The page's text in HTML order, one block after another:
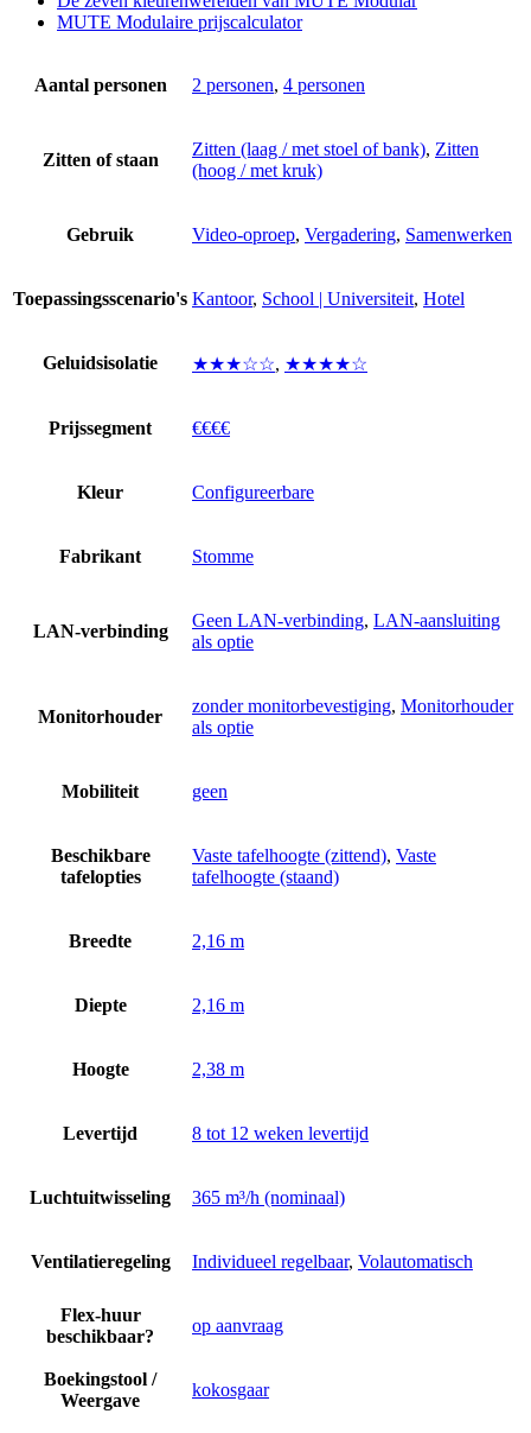
MUTE Modulaire prijscalculator
Aantal personen 2 personen, 4 personen
Zitten of staan
Zitten (laag / met stoel of bank), Zitten
(hoog / met kruk)
Gebruik Video-oproep, Vergadering, Samenwerken
Toepassingsscenario's Kantoor, School | Universiteit, Hotel
Geluidsisolatie ★★★☆☆, ★★★★☆
Prijssegment €€€€
Kleur Configureerbare
Fabrikant Stomme
LAN-verbinding
Geen LAN-verbinding, LAN-aansluiting
als optie
Monitorhouder
zonder monitorbevestiging, Monitorhouder
als optie
Mobiliteit geen
Beschikbare
tafelopties
Vaste tafelhoogte (zittend), Vaste
tafelhoogte (staand)
Breedte 2,16 m
Diepte 2,16 m
Hoogte 2,38 m
Levertijd 8 tot 12 weken levertijd
Luchtuitwisseling 365 m³/h (nominaal)
Ventilatieregeling Individueel regelbaar, Volautomatisch
Flex-huur
beschikbaar?
op aanvraag
Boekingstool /
Weergave
kokosgaar